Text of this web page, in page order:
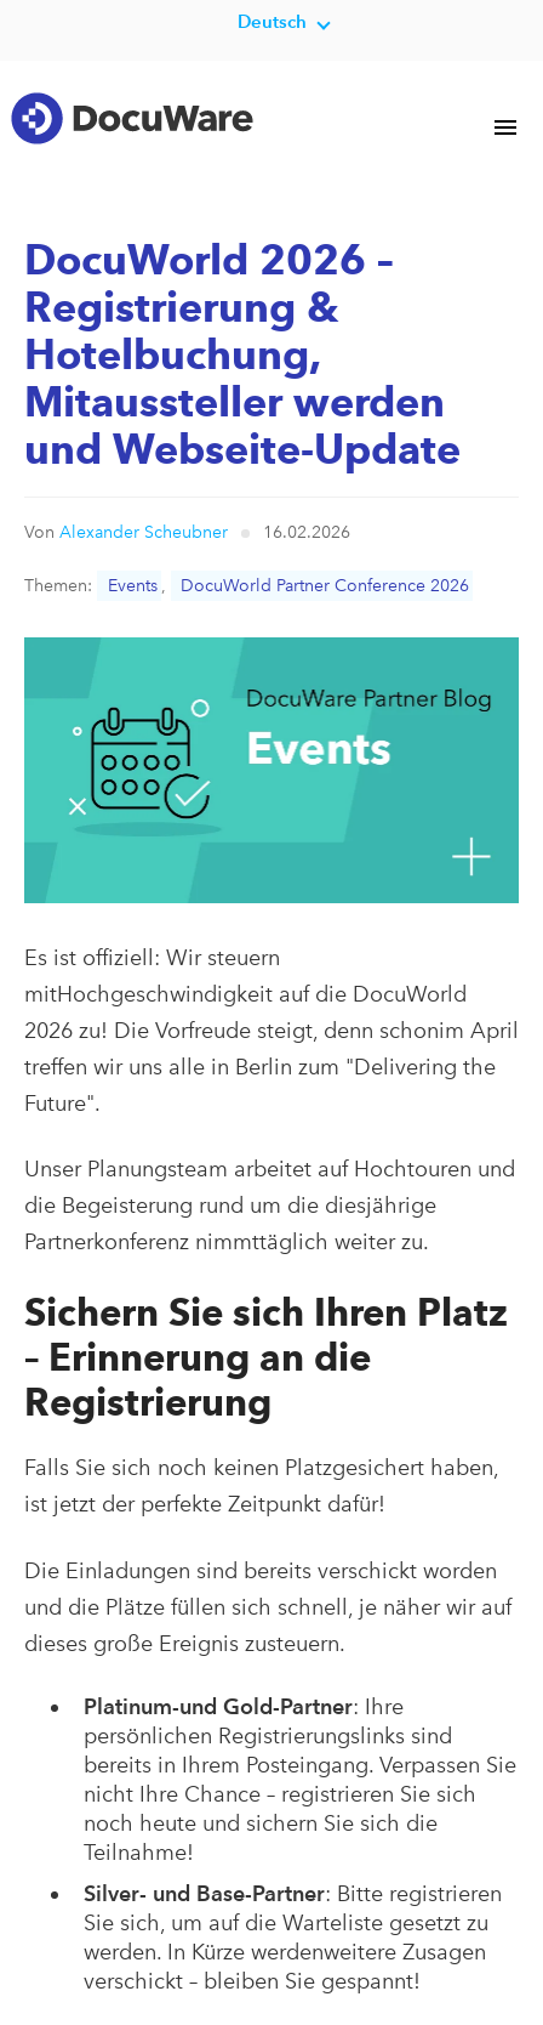
Deutsch
DocuWorld 2026 –
Registrierung &
Hotelbuchung,
Mitaussteller werden
und Webseite-Update
Von Alexander Scheubner 16.02.2026
Themen: Events , DocuWorld Partner Conference 2026
Es ist offiziell: Wir steuern
mitHochgeschwindigkeit auf die DocuWorld
2026 zu! Die Vorfreude steigt, denn schonim April
treffen wir uns alle in Berlin zum "Delivering the
Future".
Unser Planungsteam arbeitet auf Hochtouren und
die Begeisterung rund um die diesjährige
Partnerkonferenz nimmttäglich weiter zu.
Sichern Sie sich Ihren Platz
– Erinnerung an die
Registrierung
Falls Sie sich noch keinen Platzgesichert haben,
ist jetzt der perfekte Zeitpunkt dafür!
Die Einladungen sind bereits verschickt worden
und die Plätze füllen sich schnell, je näher wir auf
dieses große Ereignis zusteuern.
Platinum-und Gold-Partner: Ihre
persönlichen Registrierungslinks sind
bereits in Ihrem Posteingang. Verpassen Sie
nicht Ihre Chance – registrieren Sie sich
noch heute und sichern Sie sich die
Teilnahme!
Silver- und Base-Partner: Bitte registrieren
Sie sich, um auf die Warteliste gesetzt zu
werden. In Kürze werdenweitere Zusagen
verschickt – bleiben Sie gespannt!